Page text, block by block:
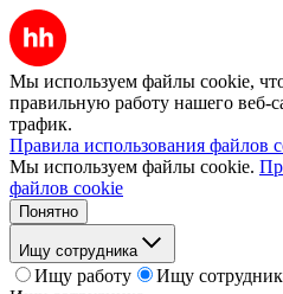
Мы используем файлы cookie,
правильную работу нашего веб-
трафик.
Правила использования файлов
Мы используем файлы cookie.
файлов cookie
Понятно
Ищу сотрудника
Ищу работу
Ищу